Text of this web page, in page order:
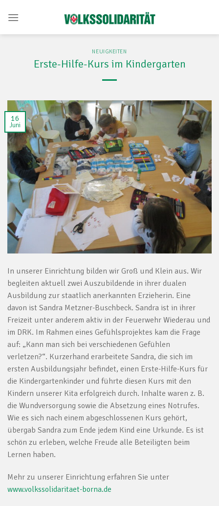
NEUIGKEITEN
Erste-Hilfe-Kurs im Kindergarten
16
Juni
In unserer Einrichtung bilden wir Groß und Klein aus. Wir
begleiten aktuell zwei Auszubildende in ihrer dualen
Ausbildung zur staatlich anerkannten Erzieherin. Eine
davon ist Sandra Metzner-Buschbeck. Sandra ist in ihrer
Freizeit unter anderem aktiv in der Feuerwehr Wiederau und
im DRK. Im Rahmen eines Gefühlsprojektes kam die Frage
auf: „Kann man sich bei verschiedenen Gefühlen
verletzen?“. Kurzerhand erarbeitete Sandra, die sich im
ersten Ausbildungsjahr befindet, einen Erste-Hilfe-Kurs für
die Kindergartenkinder und führte diesen Kurs mit den
Kindern unserer Kita erfolgreich durch. Inhalte waren z. B.
die Wundversorgung sowie die Absetzung eines Notrufes.
Wie es sich nach einem abgeschlossenen Kurs gehört,
übergab Sandra zum Ende jedem Kind eine Urkunde. Es ist
schön zu erleben, welche Freude alle Beteiligten beim
Lernen haben.
Mehr zu unserer Einrichtung erfahren Sie unter
www.volkssolidaritaet-borna.de